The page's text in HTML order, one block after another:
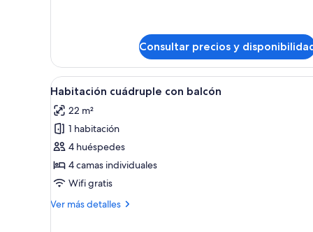
Consultar precios y
Abrir
todas
las
fotos
de
Habitación
cuádruple
balcón
Habitación cuádruple con
7
Habitación cuádruple con balcón
22 m²
1 habitación
4 huéspedes
4 camas individuales
Wifi gratis
Ver más detalles
Más